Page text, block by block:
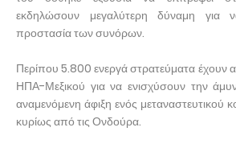
εκδηλώσουν μεγαλύτερη δύναμη για
προστασία των συνόρων.
Περίπου 5.800 ενεργά στρατεύματα έχουν
ΗΠΑ-Μεξικού για να ενισχύσουν την
αναμενόμενη άφιξη ενός μεταναστευτικού
κυρίως από τις Ονδούρα.